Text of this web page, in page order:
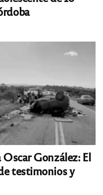
González: El
testimonios y